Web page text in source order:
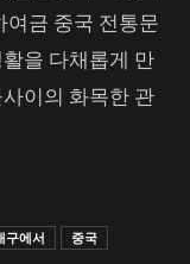
여금 중국 전통문
을 다채롭게 만
이의 화목한 관
구에서 중국